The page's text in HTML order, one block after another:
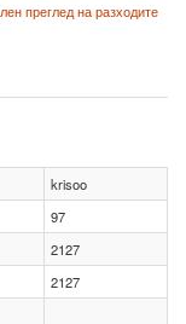
преглед на разходите
krisoo
97
2127
2127